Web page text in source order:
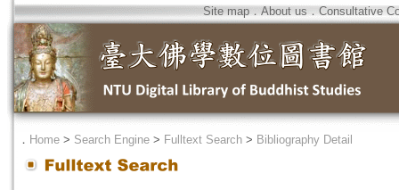
Site map．About us ． Consultative
． Home > Search Engine > Fulltext Search > Bibliography Detail